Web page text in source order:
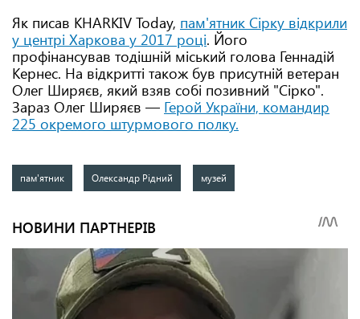
Як писав KHARKIV Today, пам'ятник Сірку відкрили
у центрі Харкова у 2017 році. Його
профінансував тодішній міський голова Геннадій
Кернес. На відкритті також був присутній ветеран
Олег Ширяєв, який взяв собі позивний "Сірко".
Зараз Олег Ширяєв — Герой України, командир
225 окремого штурмового полку.
пам'ятник Олександр Рідний музей